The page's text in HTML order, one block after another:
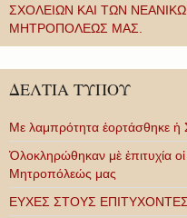
ΣΧΟΛΕΙΩΝ ΚΑΙ ΤΩΝ
ΜΗΤΡΟΠΟΛΕΩΣ ΜΑΣ.
ΔΕΛΤΙΑ ΤΥΠΟΥ
Με λαμπρότητα ἑορτάσθηκε ἡ
Ὁλοκληρώθηκαν μὲ ἐπιτυχία
Μητροπόλεώς μας
ΕΥΧΕΣ ΣΤΟΥΣ